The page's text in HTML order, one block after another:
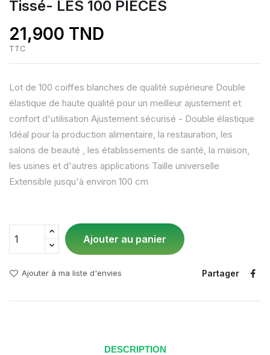
Tissé- LES 100 PIÈCES
21,900 TND
TTC
Lot de 100 coiffes blanches de qualité supérieure Double
élastique de haute qualité pour un meilleur ajustement et
confort d'utilisation Ajustement sécurisé - Double élastique
Idéal pour la production alimentaire, la restauration, les
salons de beauté , les établissements de santé, la maison,
les usines et d'autres applications Taille universelle
Extensible jusqu'à environ 100 cm
Ajouter au panier
Ajouter à ma liste d'envies Partager
DESCRIPTION